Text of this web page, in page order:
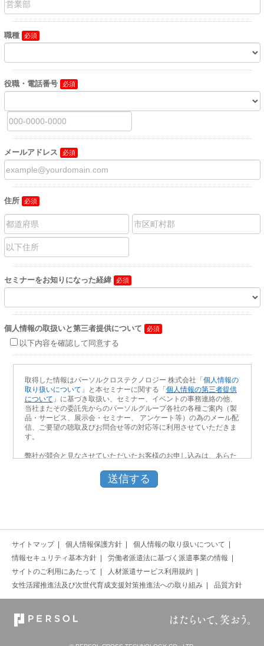
職種
役職・電話番号
メールアドレス
住所
セミナーをお知りになった経緯
個人情報の取扱いと第三者提供について
以下内容を確認して同意する
取得した情報はパーソルクロステクノロジー 株式会社「 個人情報の
取り扱いについて 」と本セミナーに関する「 個人情報の第三者提供
について 」に基づき取扱い、セミナー、イベントの事務連絡の他、
当社またその委託先からのパーソルグループ各社の各種ご案内（製
品・サービス、展示会・セミナー、 アンケート等）の為のメール配
信、ご要望の聴取及びお問合せ等の対応等に利用させていただきま
す。
弊社が競合と見なさせていただいたお客様のお申し込みは、あらた
サイトマップ 個人情報保護方針
個人情報の取り扱いについて
情報セキュリティ基本方針
労働者派遣法に基づく派遣事業の情報
サイトのご利用にあたって
人材派遣サービス利用規約
女性活躍推進法及び次世代育成支援対策推進法への取り組み
品質方針